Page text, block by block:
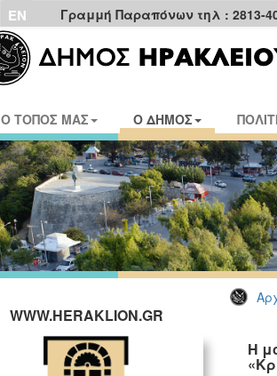
EN Γραμμή Παραπόνων τηλ : 2813-
Ο ΤΟΠΟΣ ΜΑΣ Ο ΔΗΜΟΣ
WWW.HERAKLION.GR
Η